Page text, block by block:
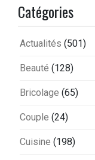
Catégories
Actualités (501)
Beauté (128)
Bricolage (65)
Couple (24)
Cuisine (198)